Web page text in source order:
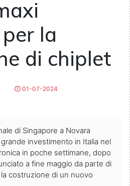
la
di chiplet
01-07-2024
di Singapore a Novara
investimento in Italia nel
in poche settimane, dopo
a fine maggio da parte di
costruzione di un nuovo